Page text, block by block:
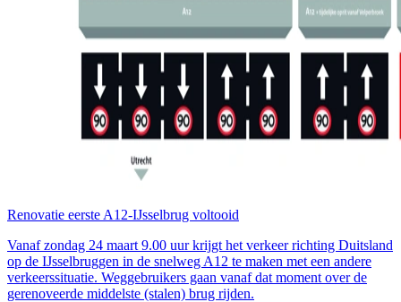
Renovatie eerste A12-IJsselbrug voltooid
Vanaf zondag 24 maart 9.00 uur krijgt het verkeer richting Duitsland
op de IJsselbruggen in de snelweg A12 te maken met een andere
verkeerssituatie. Weggebruikers gaan vanaf dat moment over de
gerenoveerde middelste (stalen) brug rijden.